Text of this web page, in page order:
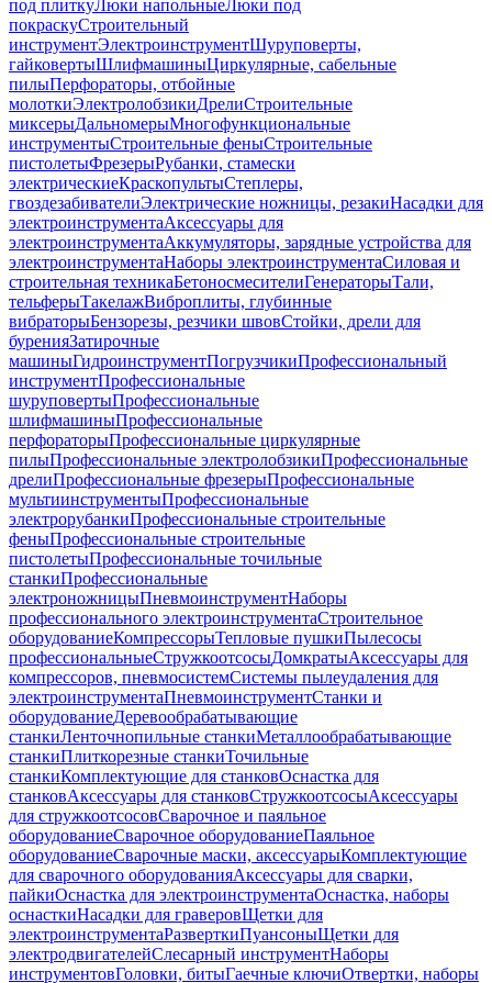
под плиткуЛюки напольныеЛюки под
покраскуСтроительный
инструментЭлектроинструментШуруповерты,
гайковертыШлифмашиныЦиркулярные, сабельные
пилыПерфораторы, отбойные
молоткиЭлектролобзикиДрелиСтроительные
миксерыДальномерыМногофункциональные
инструментыСтроительные феныСтроительные
пистолетыФрезерыРубанки, стамески
электрическиеКраскопультыСтеплеры,
гвоздезабивателиЭлектрические ножницы, резакиНасадки для
электроинструментаАксессуары для
электроинструментаАккумуляторы, зарядные устройства для
электроинструментаНаборы электроинструментаСиловая и
строительная техникаБетоносмесителиГенераторыТали,
тельферыТакелажВиброплиты, глубинные
вибраторыБензорезы, резчики швовСтойки, дрели для
буренияЗатирочные
машиныГидроинструментПогрузчикиПрофессиональный
инструментПрофессиональные
шуруповертыПрофессиональные
шлифмашиныПрофессиональные
перфораторыПрофессиональные циркулярные
пилыПрофессиональные электролобзикиПрофессиональные
дрелиПрофессиональные фрезерыПрофессиональные
мультиинструментыПрофессиональные
электрорубанкиПрофессиональные строительные
феныПрофессиональные строительные
пистолетыПрофессиональные точильные
станкиПрофессиональные
электроножницыПневмоинструментНаборы
профессионального электроинструментаСтроительное
оборудованиеКомпрессорыТепловые пушкиПылесосы
профессиональныеСтружкоотсосыДомкратыАксессуары для
компрессоров, пневмосистемСистемы пылеудаления для
электроинструментаПневмоинструментСтанки и
оборудованиеДеревообрабатывающие
станкиЛенточнопильные станкиМеталлообрабатывающие
станкиПлиткорезные станкиТочильные
станкиКомплектующие для станковОснастка для
станковАксессуары для станковСтружкоотсосыАксессуары
для стружкоотсосовСварочное и паяльное
оборудованиеСварочное оборудованиеПаяльное
оборудованиеСварочные маски, аксессуарыКомплектующие
для сварочного оборудованияАксессуары для сварки,
пайкиОснастка для электроинструментаОснастка, наборы
оснасткиНасадки для граверовЩетки для
электроинструментаРазверткиПуансоныЩетки для
электродвигателейСлесарный инструментНаборы
инструментовГоловки, битыГаечные ключиОтвертки, наборы